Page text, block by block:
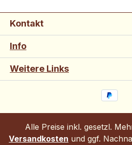
Kontakt
Info
Weitere Links
Alle Preise inkl. gesetzl.
Versandkosten und ggf.